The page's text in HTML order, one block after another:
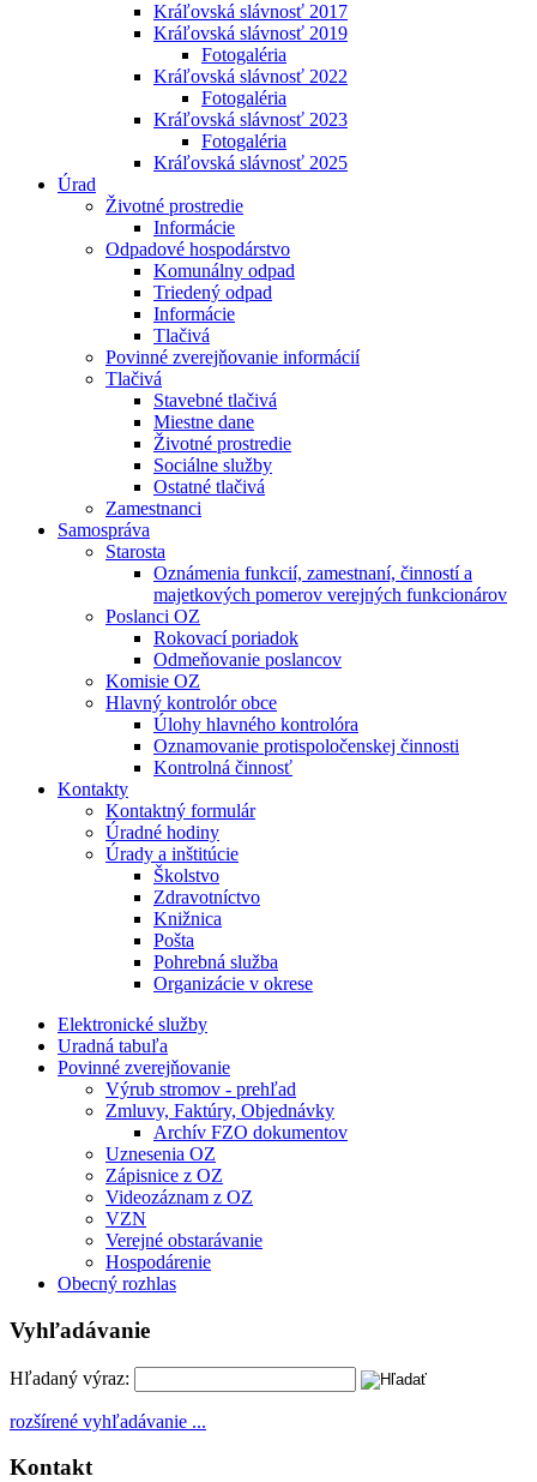
Kráľovská slávnosť 2017
Kráľovská slávnosť 2019
Fotogaléria
Kráľovská slávnosť 2022
Fotogaléria
Kráľovská slávnosť 2023
Fotogaléria
Kráľovská slávnosť 2025
Úrad
Životné prostredie
Informácie
Odpadové hospodárstvo
Komunálny odpad
Triedený odpad
Informácie
Tlačivá
Povinné zverejňovanie informácií
Tlačivá
Stavebné tlačivá
Miestne dane
Životné prostredie
Sociálne služby
Ostatné tlačivá
Zamestnanci
Samospráva
Starosta
Oznámenia funkcií, zamestnaní, činností a
majetkových pomerov verejných funkcionárov
Poslanci OZ
Rokovací poriadok
Odmeňovanie poslancov
Komisie OZ
Hlavný kontrolór obce
Úlohy hlavného kontrolóra
Oznamovanie protispoločenskej činnosti
Kontrolná činnosť
Kontakty
Kontaktný formulár
Úradné hodiny
Úrady a inštitúcie
Školstvo
Zdravotníctvo
Knižnica
Pošta
Pohrebná služba
Organizácie v okrese
Elektronické služby
Uradná tabuľa
Povinné zverejňovanie
Výrub stromov - prehľad
Zmluvy, Faktúry, Objednávky
Archív FZO dokumentov
Uznesenia OZ
Zápisnice z OZ
Videozáznam z OZ
VZN
Verejné obstarávanie
Hospodárenie
Obecný rozhlas
Vyhľadávanie
Hľadaný výraz:
rozšírené vyhľadávanie ...
Kontakt